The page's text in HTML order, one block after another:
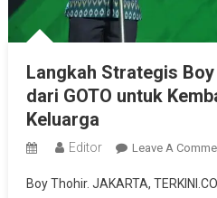
Langkah Strategis
dari GOTO untuk
Keluarga
Editor Leave A
Boy Thohir. JAKARTA,